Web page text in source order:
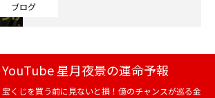
ブログ
YouTube 星月夜景の運命予報
宝くじを買う前に見ないと損！億のチャンスが巡る金